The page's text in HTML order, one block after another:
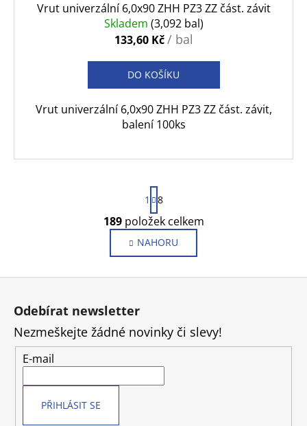
Vrut univerzální 6,0x90 ZHH PZ3 ZZ část. závit
Skladem (3,092 bal)
133,60 Kč/ bal
DO KOŠÍKU
Vrut univerzální 6,0x90 ZHH PZ3 ZZ část. závit,
balení 100ks
O
v
l
á
í
p
r
S
t
r
á
n
k
v
1 8
189položek celkem
NAHORU
Odebírat newsletter
Nezmeškejte žádné novinky či slevy!
E-mail
PŘIHLÁSIT SE